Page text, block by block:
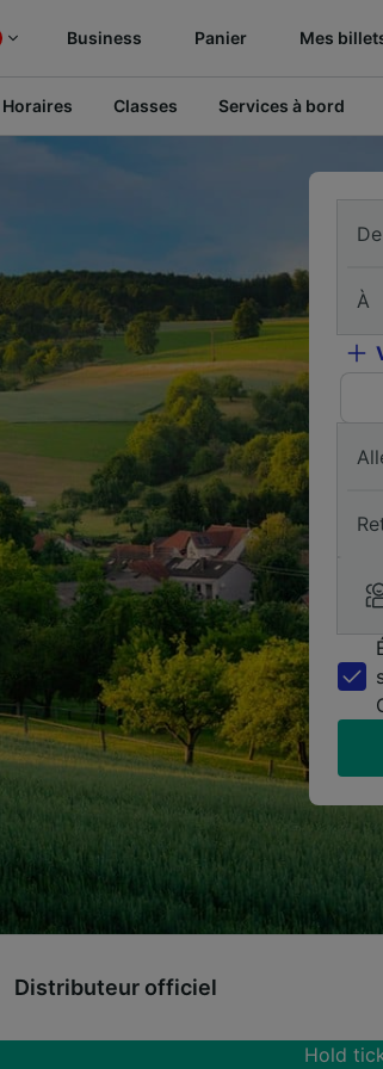
Business Panier Mes
Horaires Classes Services à bord
De
À
Distributeur officiel